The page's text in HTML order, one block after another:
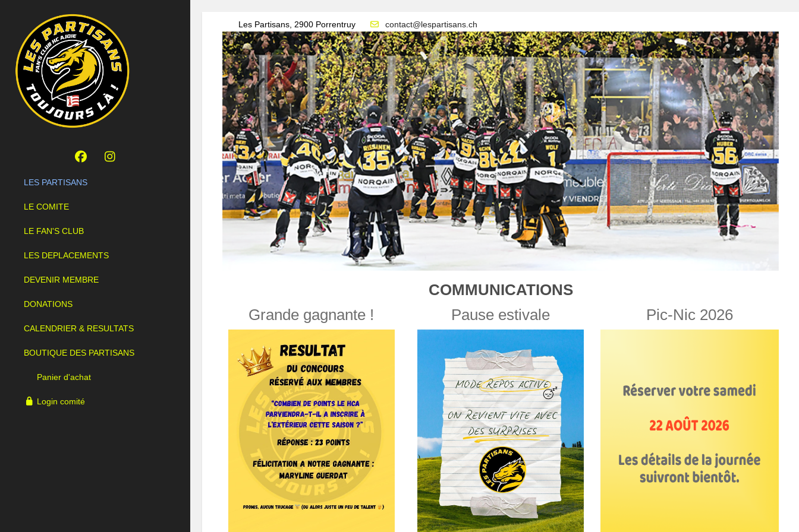
LES PARTISANS
LE COMITE
LE FAN'S CLUB
LES DEPLACEMENTS
DEVENIR MEMBRE
DONATIONS
CALENDRIER & RESULTATS
BOUTIQUE DES PARTISANS
Panier d'achat
Login comité
Les Partisans, 2900 Porrentruy contact@lespartisans.ch
COMMUNICATIONS
Grande gagnante !
Pause estivale Pic-Nic 2026